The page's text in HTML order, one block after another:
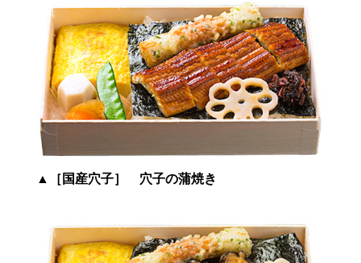
▲［国産穴子］ 穴子の蒲焼き